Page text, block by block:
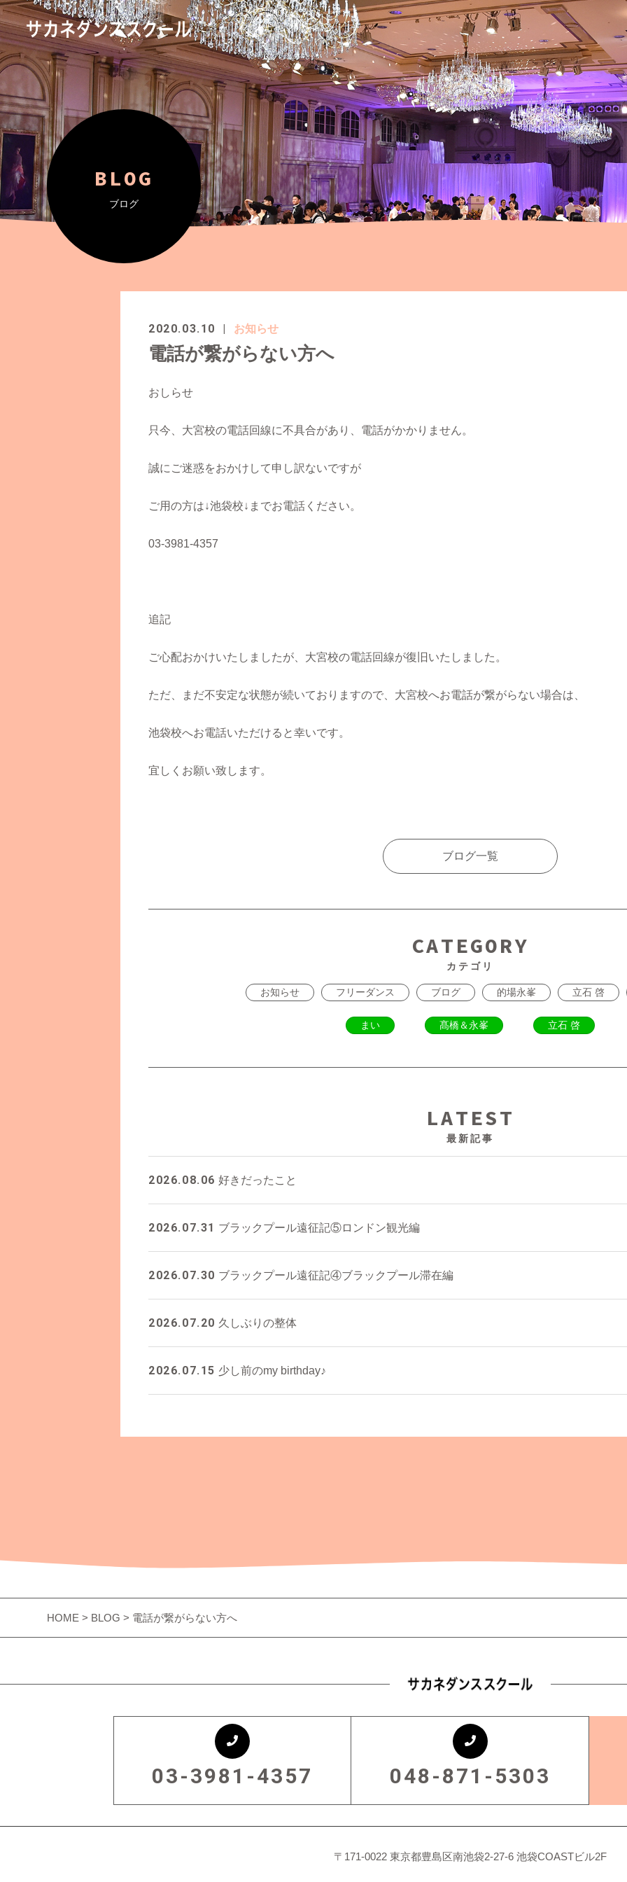
BLOG
ブログ
2020.03.10 お知らせ
電話が繋がらない方へ
おしらせ
只今、大宮校の電話回線に不具合があり、電話がかかりません。
誠にご迷惑をおかけして申し訳ないですが
ご用の方は↓池袋校↓までお電話ください。
03-3981-4357
追記
ご心配おかけいたしましたが、大宮校の電話回線が復旧いたしました。
ただ、まだ不安定な状態が続いておりますので、大宮校へお電話が繋がらない場合は、
池袋校へお電話いただけると幸いです。
宜しくお願い致します。
ブログ一覧
CATEGORY
カテゴリ
お知らせ フリーダンス ブログ 的場永峯 立石 啓
まい 髙橋＆永峯 立石 啓
LATEST
最新記事
2026.08.06 好きだったこと
2026.07.31 ブラックプール遠征記⑤ロンドン観光編
2026.07.30 ブラックプール遠征記④ブラックプール滞在編
2026.07.20 久しぶりの整体
2026.07.15 少し前のmy birthday♪
HOME> BLOG > 電話が繋がらない方へ
03-3981-4357 048-871-5303
〒171-0022 東京都豊島区南池袋2-27-6 池袋COASTビル2F